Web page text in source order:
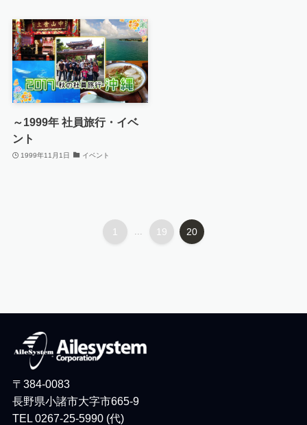
～1999年 社員旅行・イベ
ント
1999年11月1日 イベント
1 19 20
〒384-0083
長野県小諸市大字市665-9
TEL 0267-25-5990 (代)